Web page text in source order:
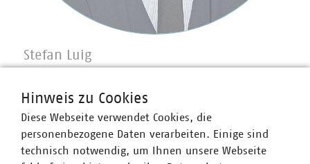
Stefan Luig
Wasser/Abwasser
+49 170 8580-226
luig(at)vku(dot)de
Hinweis zu Cookies
Diese Webseite verwendet Cookies, die
personenbezogene Daten verarbeiten. Einige sind
technisch notwendig, um Ihnen unsere Webseite